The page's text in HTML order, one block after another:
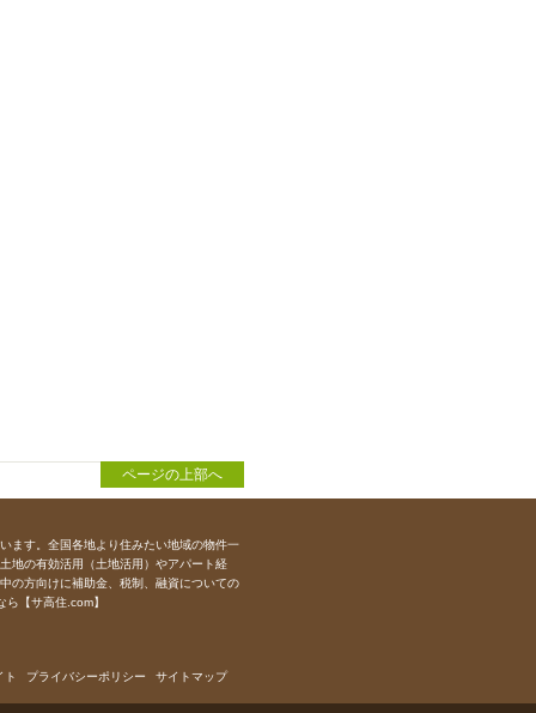
ページの上部へ
ます。全国各地より住みたい地域の物件一
地の有効活用（土地活用）やアパート経
の方向けに補助金、税制、融資についての
【サ高住.com】
サイトマップ
プライバシーポリシー
ト